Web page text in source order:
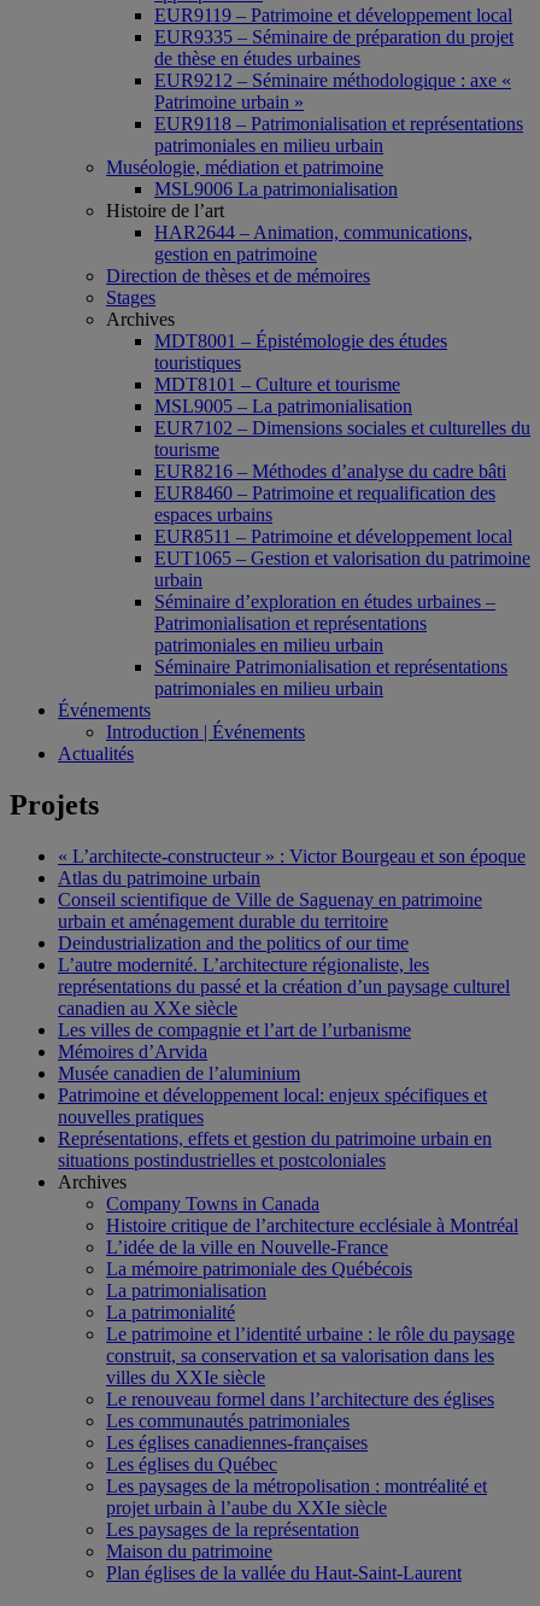
EUR9119 – Patrimoine et développement local
EUR9335 – Séminaire de préparation du projet
de thèse en études urbaines
EUR9212 – Séminaire méthodologique : axe «
Patrimoine urbain »
EUR9118 – Patrimonialisation et représentations
patrimoniales en milieu urbain
Muséologie, médiation et patrimoine
MSL9006 La patrimonialisation
Histoire de l’art
HAR2644 – Animation, communications,
gestion en patrimoine
Direction de thèses et de mémoires
Stages
Archives
MDT8001 – Épistémologie des études
touristiques
MDT8101 – Culture et tourisme
MSL9005 – La patrimonialisation
EUR7102 – Dimensions sociales et culturelles du
tourisme
EUR8216 – Méthodes d’analyse du cadre bâti
EUR8460 – Patrimoine et requalification des
espaces urbains
EUR8511 – Patrimoine et développement local
EUT1065 – Gestion et valorisation du patrimoine
urbain
Séminaire d’exploration en études urbaines –
Patrimonialisation et représentations
patrimoniales en milieu urbain
Séminaire Patrimonialisation et représentations
patrimoniales en milieu urbain
Événements
Introduction | Événements
Actualités
Projets
« L’architecte-constructeur » : Victor Bourgeau et son époque
Atlas du patrimoine urbain
Conseil scientifique de Ville de Saguenay en patrimoine
urbain et aménagement durable du territoire
Deindustrialization and the politics of our time
L’autre modernité. L’architecture régionaliste, les
représentations du passé et la création d’un paysage culturel
canadien au XXe siècle
Les villes de compagnie et l’art de l’urbanisme
Mémoires d’Arvida
Musée canadien de l’aluminium
Patrimoine et développement local: enjeux spécifiques et
nouvelles pratiques
Représentations, effets et gestion du patrimoine urbain en
situations postindustrielles et postcoloniales
Archives
Company Towns in Canada
Histoire critique de l’architecture ecclésiale à Montréal
L’idée de la ville en Nouvelle-France
La mémoire patrimoniale des Québécois
La patrimonialisation
La patrimonialité
Le patrimoine et l’identité urbaine : le rôle du paysage
construit, sa conservation et sa valorisation dans les
villes du XXIe siècle
Le renouveau formel dans l’architecture des églises
Les communautés patrimoniales
Les églises canadiennes-françaises
Les églises du Québec
Les paysages de la métropolisation : montréalité et
projet urbain à l’aube du XXIe siècle
Les paysages de la représentation
Maison du patrimoine
Plan églises de la vallée du Haut-Saint-Laurent